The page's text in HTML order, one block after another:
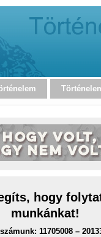
hogy
munkánkat!
11705008 –